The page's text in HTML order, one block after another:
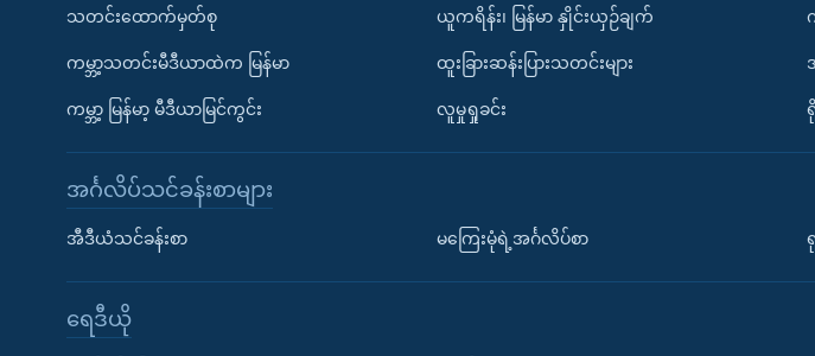
သတင်းထောက်မှတ်စု
ကမ္ဘာ့သတင်းမီဒီယာထဲက မြန်မာ
ကမ္ဘာ့ မြန်မာ့ မီဒီယာမြင်ကွင်း
ယူကရိန်း၊ မြန်မာ နှိုင်းယှဉ်ချက်
ထူးခြားဆန်းပြားသတင်းများ
လူမှုရှုခင်း
အင်္ဂလိပ်သင်ခန်းစာများ
အီဒီယံသင်ခန်းစာ မကြေးမုံရဲ့အင်္ဂလိပ်စာ
ရေဒီယို